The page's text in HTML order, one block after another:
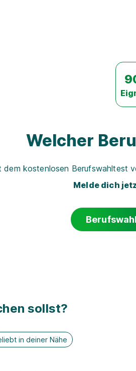
Welcher
dem kostenlosen Berufswahltest
Melde dich
sollst?
in deiner Nähe